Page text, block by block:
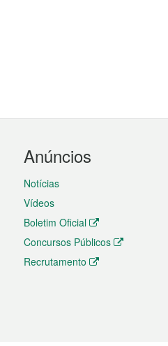
Anúncios
Notícias
Vídeos
Boletim Oficial
Concursos Públicos
Recrutamento